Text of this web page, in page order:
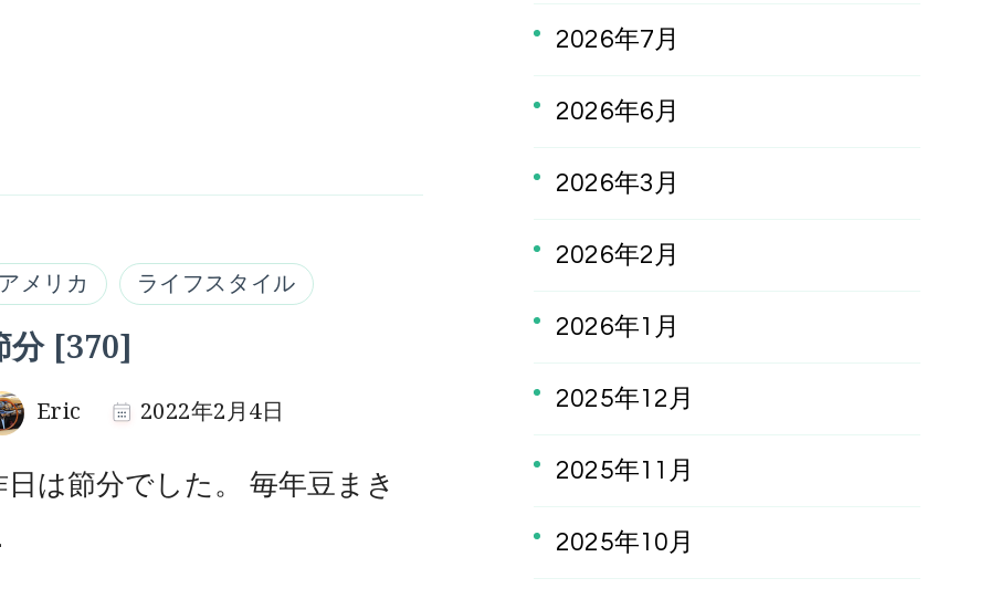
メリカ ライフスタイル
分 [370]
Eric 2022年2月4日
日は節分でした。 毎年豆まき
2026年7月
2026年6月
2026年3月
2026年2月
2026年1月
2025年12月
2025年11月
2025年10月